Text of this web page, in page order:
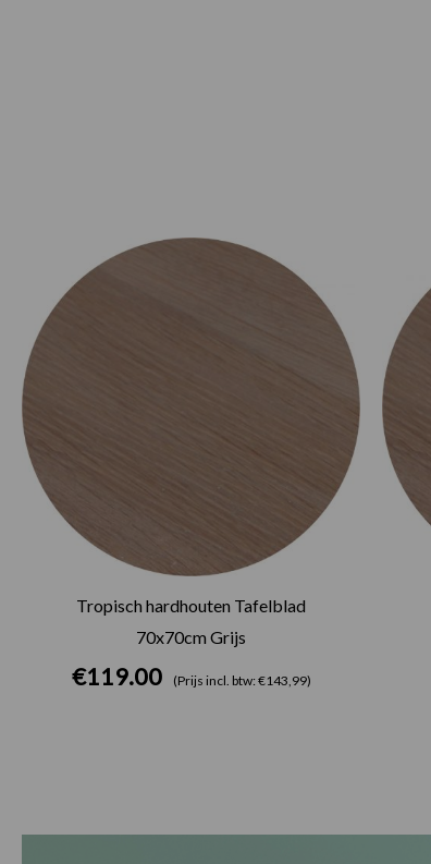
Tropisch hardhouten Tafelblad
70x70cm Grijs
€119.00 (Prijs incl. btw: €143,99)